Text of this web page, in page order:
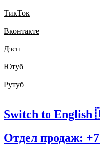
ТикТок
Вконтакте
Дзен
Ютуб
Рутуб
Switch to
Отдел продаж: